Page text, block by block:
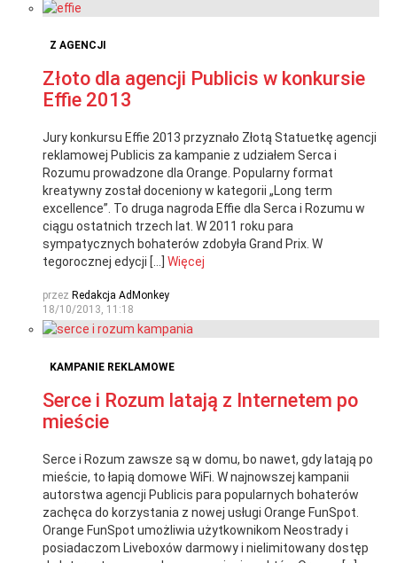
Z AGENCJI
Złoto dla agencji Publicis w konkursie
Effie 2013
Jury konkursu Effie 2013 przyznało Złotą Statuetkę agencji
reklamowej Publicis za kampanie z udziałem Serca i
Rozumu prowadzone dla Orange. Popularny format
kreatywny został doceniony w kategorii „Long term
excellence”. To druga nagroda Effie dla Serca i Rozumu w
ciągu ostatnich trzech lat. W 2011 roku para
sympatycznych bohaterów zdobyła Grand Prix. W
tegorocznej edycji […] Więcej
przez Redakcja AdMonkey
18/10/2013, 11:18
KAMPANIE REKLAMOWE
Serce i Rozum latają z Internetem po
mieście
Serce i Rozum zawsze są w domu, bo nawet, gdy latają po
mieście, to łapią domowe WiFi. W najnowszej kampanii
autorstwa agencji Publicis para popularnych bohaterów
zachęca do korzystania z nowej usługi Orange FunSpot.
Orange FunSpot umożliwia użytkownikom Neostrady i
posiadaczom Liveboxów darmowy i nielimitowany dostęp